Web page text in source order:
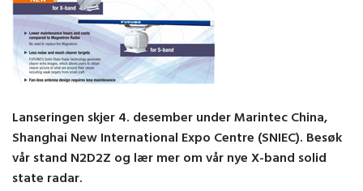
Lanseringen skjer 4. desember under Marintec China,
Shanghai New International Expo Centre (SNIEC). Besøk
vår stand N2D2Z og lær mer om vår nye X-band solid
state radar.